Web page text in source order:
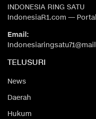
INDONESIA RING SATU
IndonesiaR1.com —
Email:
TELUSURI
News
Daerah
Hukum